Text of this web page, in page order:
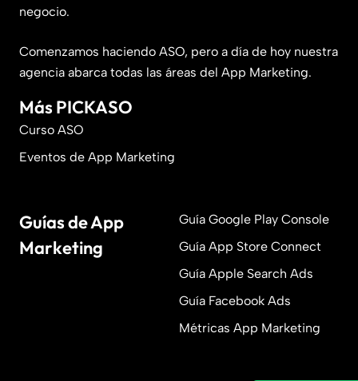
negocio.
Comenzamos haciendo ASO, pero a día de hoy nuestra
agencia abarca todas las áreas del App Marketing.
Más PICKASO
Curso ASO
Eventos de App Marketing
Guías de App
Marketing
Guía Google Play Console
Guía App Store Connect
Guía Apple Search Ads
Guía Facebook Ads
Métricas App Marketing